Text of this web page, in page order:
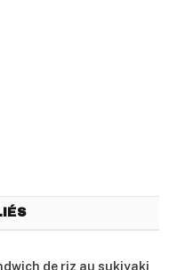
de riz au sukiyaki